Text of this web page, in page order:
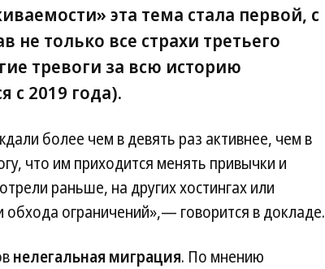
эта тема стала первой, с
только все страхи третьего
тревоги за всю историю
с 2019 года).
более чем в девять раз активнее, чем в
что им приходится менять привычки и
раньше, на других хостингах или
обхода ограничений»,— говорится в докладе.
нелегальная миграция. По мнению